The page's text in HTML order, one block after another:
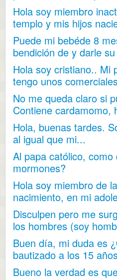
Hola soy miembro
templo y mis hijos
Puede mi bebéde 8
bendición de y darle
Hola soy cristiano.. Mi
tengo unos
No me queda claro si
Contiene cardamomo,
Hola, buenas tardes.
al igual que mi...
Al papa católico,
mormones?
Hola soy miembro de
nacimiento, en mi
Disculpen pero me
los hombres (soy
Buen día, mi duda es
bautizado a los 15
Bueno la verdad es